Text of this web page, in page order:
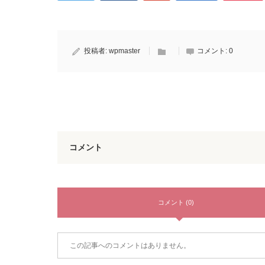
投稿者: wpmaster コメント: 0
コメント
コメント (0)
この記事へのコメントはありません。